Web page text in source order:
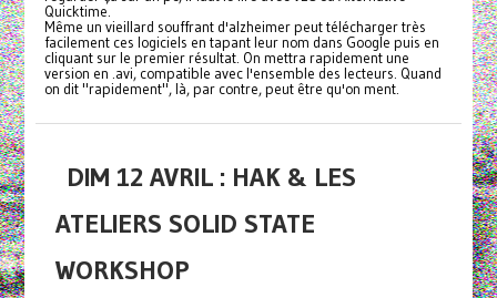
Quicktime.
Même un vieillard souffrant d'alzheimer peut télécharger très
facilement ces logiciels en tapant leur nom dans Google puis en
cliquant sur le premier résultat. On mettra rapidement une
version en .avi, compatible avec l'ensemble des lecteurs. Quand
on dit "rapidement", là, par contre, peut être qu'on ment.
DIM 12 AVRIL : HAK & LES
ATELIERS SOLID STATE
WORKSHOP